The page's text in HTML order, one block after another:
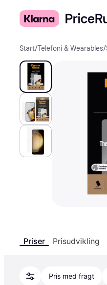
Start/Telefoni & Wearables/
Priser Prisudvikling
Pris med fragt